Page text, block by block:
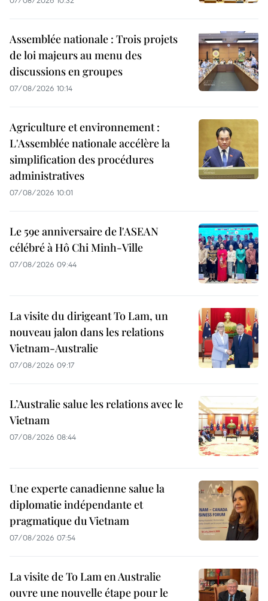
Assemblée nationale : Trois projets
de loi majeurs au menu des
discussions en groupes
07/08/2026 10:14
Agriculture et environnement :
L'Assemblée nationale accélère la
simplification des procédures
administratives
07/08/2026 10:01
Le 59e anniversaire de l'ASEAN
célébré à Hô Chi Minh-Ville
07/08/2026 09:44
La visite du dirigeant To Lam, un
nouveau jalon dans les relations
Vietnam-Australie
07/08/2026 09:17
L’Australie salue les relations avec le
Vietnam
07/08/2026 08:44
Une experte canadienne salue la
diplomatie indépendante et
pragmatique du Vietnam
07/08/2026 07:54
La visite de To Lam en Australie
ouvre une nouvelle étape pour le